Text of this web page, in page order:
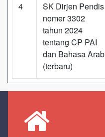
4
SK Dirjen Pendis
nomer 3302
tahun 2024
tentang CP PAI
dan Bahasa Arab
(terbaru)